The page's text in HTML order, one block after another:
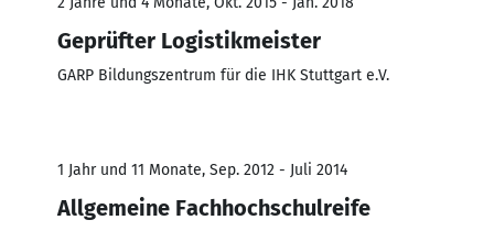
Geprüfter Logistikmeister
GARP Bildungszentrum für die IHK Stuttgart e.V.
1 Jahr und 11 Monate, Sep. 2012 - Juli 2014
Allgemeine Fachhochschulreife